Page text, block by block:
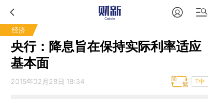
经济
央行：降息旨在保持实际利率适应
基本面
2015年02月28日 18:34 T中